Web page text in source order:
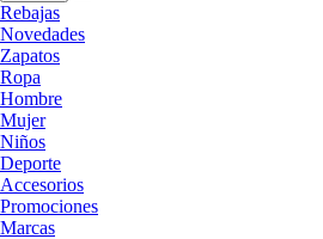
Rebajas
Novedades
Zapatos
Ropa
Hombre
Mujer
Niños
Deporte
Accesorios
Promociones
Marcas